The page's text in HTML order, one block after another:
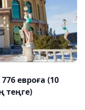
евроға (10
теңге)